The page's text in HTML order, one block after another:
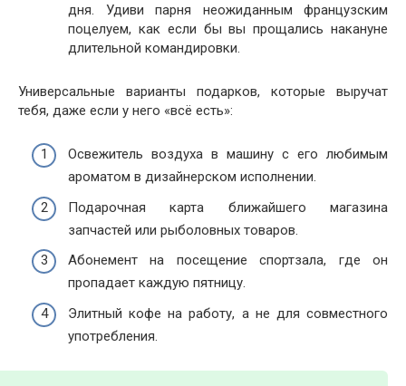
дня. Удиви парня неожиданным французским
поцелуем, как если бы вы прощались накануне
длительной командировки.
Универсальные варианты подарков, которые выручат
тебя, даже если у него «всё есть»:
Освежитель воздуха в машину с его любимым
ароматом в дизайнерском исполнении.
Подарочная карта ближайшего магазина
запчастей или рыболовных товаров.
Абонемент на посещение спортзала, где он
пропадает каждую пятницу.
Элитный кофе на работу, а не для совместного
употребления.